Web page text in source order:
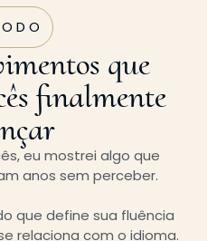
que
finalmente
eu mostrei algo que
anos sem perceber.
que define sua fluência
relaciona com o idioma.